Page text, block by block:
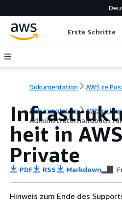
Erste Schritte
Dokumentation AWS
Dokumentation
AWS
Administratorhandbuch
heit in
Private
PDF RSS Markdown
Hinweis zum Ende des